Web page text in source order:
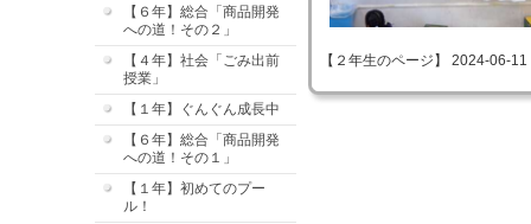
【６年】総合「商品開発
への道！その２」
【４年】社会「ごみ出前
授業」
【１年】ぐんぐん成長中
【６年】総合「商品開発
への道！その１」
【１年】初めてのプー
ル！
【２年生のページ】 2024-06-